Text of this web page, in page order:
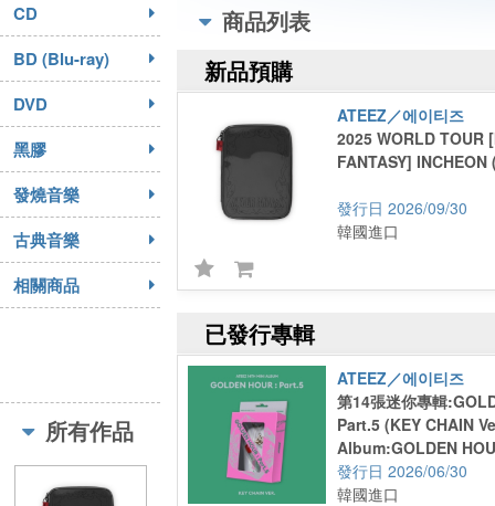
CD
BD (Blu-ray)
DVD
黑膠
發燒音樂
古典音樂
相關商品
所有作品
商品列表
新品預購
ATEEZ／에이티즈
2025 WORLD TOUR
FANTASY] INCHEON
2026/09/30
韓國進口
已發行專輯
ATEEZ／에이티즈
第14張迷你專輯
Part.5 (KEY CHAIN
Album:GOLDEN
CHAIN Ver.)2026/06/30
韓國進口